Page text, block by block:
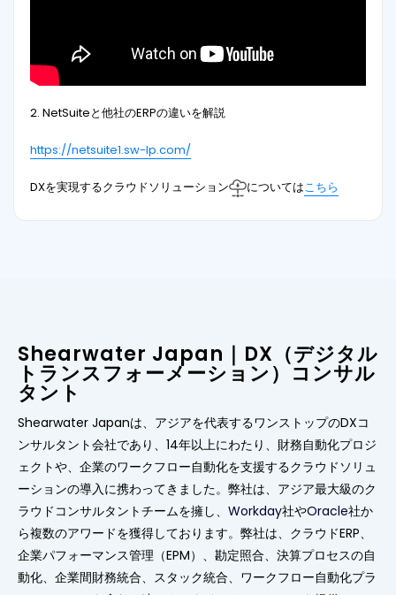
2. NetSuiteと他社のERPの違いを解説
https://netsuite1.sw-lp.com/
DXを実現するクラウドソリューション についてはこちら
Shearwater Japan｜DX（デジタル
トランスフォーメーション）コンサル
タント
Shearwater Japanは、アジアを代表するワンストップのDXコ
ンサルタント会社であり、14年以上にわたり、財務自動化プロジ
ェクトや、企業のワークフロー自動化を支援するクラウドソリュ
ーションの導入に携わってきました。弊社は、アジア最大級のク
ラウドコンサルタントチームを擁し、 Workday社やOracle社か
ら複数のアワードを獲得しております。弊社は、クラウドERP、
企業パフォーマンス管理（EPM）、勘定照合、決算プロセスの自
動化、企業間財務統合、スタック統合、ワークフロー自動化プラ